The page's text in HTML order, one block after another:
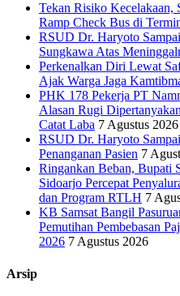
Tekan Risiko Kecelakaan,
Ramp Check Bus di
RSUD Dr. Haryoto
Sungkawa Atas
Perkenalkan Diri Lewat
Ajak Warga Jaga
PHK 178 Pekerja PT
Alasan Rugi
Catat Laba 7 Agustus 2026
RSUD Dr. Haryoto
Penanganan Pasien 7
Ringankan Beban, Bupati
Sidoarjo Percepat
dan Program RTLH 7
KB Samsat Bangil
Pemutihan Pembebasan
2026 7 Agustus 2026
Arsip